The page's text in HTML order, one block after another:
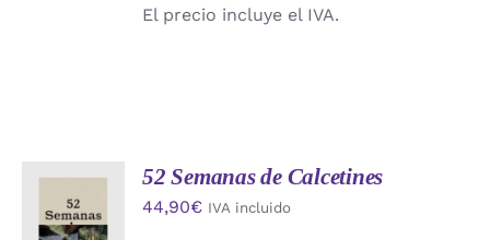
El precio incluye el IVA.
AL
CARRITO
52 Semanas de Calcetines
44,90€ IVA incluido